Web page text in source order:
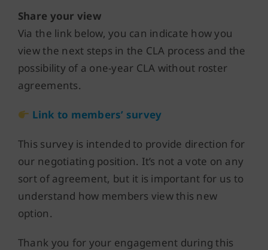
Share your view
Via the link below, you can indicate how you
view the next steps in the CLA process and the
possibility of a one-year CLA without roster
agreements.
Link to members’ survey
This survey is intended to provide direction for
our negotiating position. It’s not a vote on any
sort of agreement, but it is important for us to
understand how members view this new
option.
Thank you for your engagement during this